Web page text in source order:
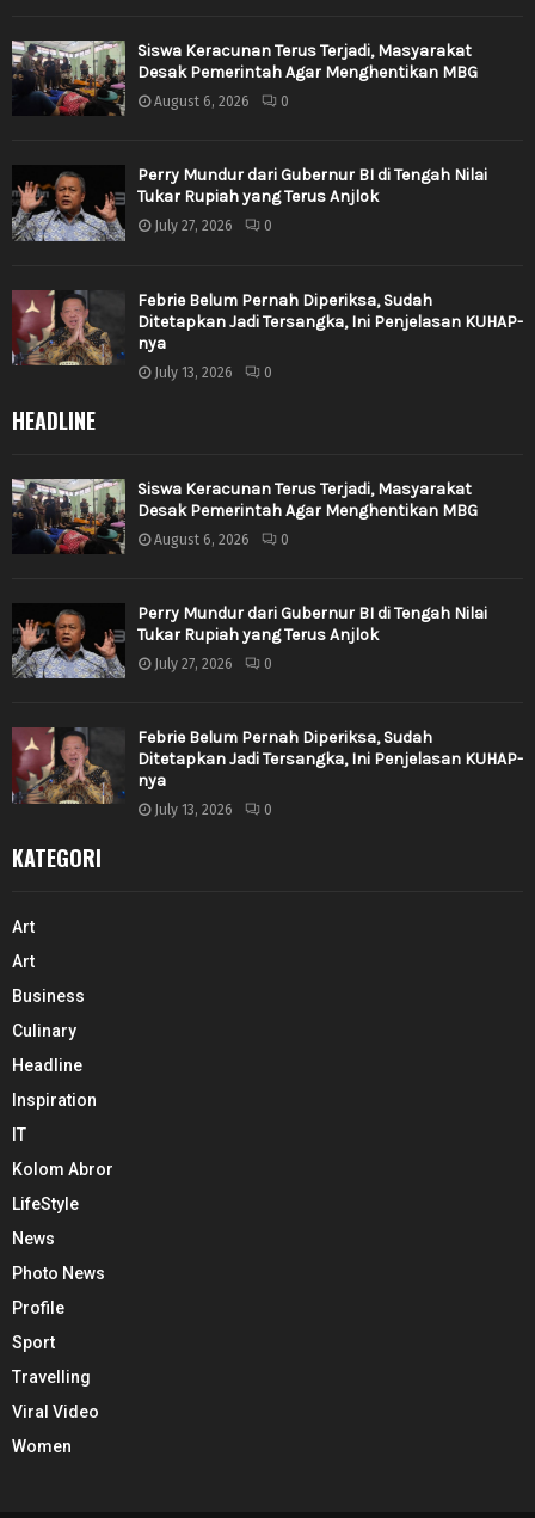
Siswa Keracunan Terus Terjadi, Masyarakat
Desak Pemerintah Agar Menghentikan MBG
August 6, 2026 0
Perry Mundur dari Gubernur BI di Tengah Nilai
Tukar Rupiah yang Terus Anjlok
July 27, 2026 0
Febrie Belum Pernah Diperiksa, Sudah
Ditetapkan Jadi Tersangka, Ini Penjelasan KUHAP-
nya
July 13, 2026 0
HEADLINE
Siswa Keracunan Terus Terjadi, Masyarakat
Desak Pemerintah Agar Menghentikan MBG
August 6, 2026 0
Perry Mundur dari Gubernur BI di Tengah Nilai
Tukar Rupiah yang Terus Anjlok
July 27, 2026 0
Febrie Belum Pernah Diperiksa, Sudah
Ditetapkan Jadi Tersangka, Ini Penjelasan KUHAP-
nya
July 13, 2026 0
KATEGORI
Art
Art
Business
Culinary
Headline
Inspiration
IT
Kolom Abror
LifeStyle
News
Photo News
Profile
Sport
Travelling
Viral Video
Women